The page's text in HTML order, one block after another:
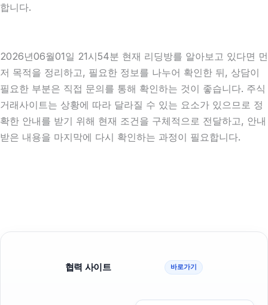
합니다.
2026년06월01일 21시54분 현재 리딩방를 알아보고 있다면 먼
저 목적을 정리하고, 필요한 정보를 나누어 확인한 뒤, 상담이
필요한 부분은 직접 문의를 통해 확인하는 것이 좋습니다. 주식
거래사이트는 상황에 따라 달라질 수 있는 요소가 있으므로 정
확한 안내를 받기 위해 현재 조건을 구체적으로 전달하고, 안내
받은 내용을 마지막에 다시 확인하는 과정이 필요합니다.
협력 사이트 바로가기